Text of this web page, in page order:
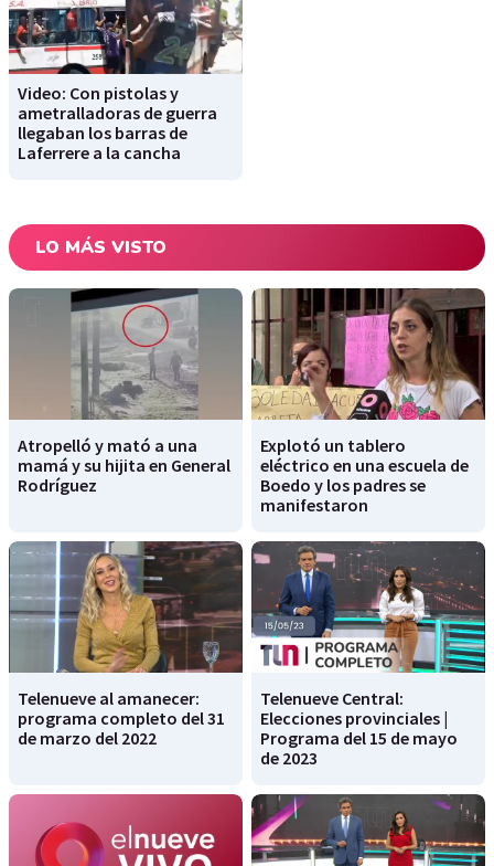
Video: Con pistolas y
ametralladoras de guerra
llegaban los barras de
Laferrere a la cancha
LO MÁS VISTO
Atropelló y mató a una
mamá y su hijita en General
Rodríguez
Explotó un tablero
eléctrico en una escuela de
Boedo y los padres se
manifestaron
Telenueve al amanecer:
programa completo del 31
de marzo del 2022
Telenueve Central:
Elecciones provinciales |
Programa del 15 de mayo
de 2023